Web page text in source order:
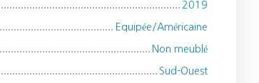
2019
Equipée/Américaine
Non meublé
Sud-Ouest